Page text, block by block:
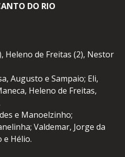
DO RIO
Heleno de Freitas (2), Nestor
Augusto e Sampaio; Eli,
Heleno de Freitas,
e Manoelzinho;
Valdemar, Jorge da
e Hélio.